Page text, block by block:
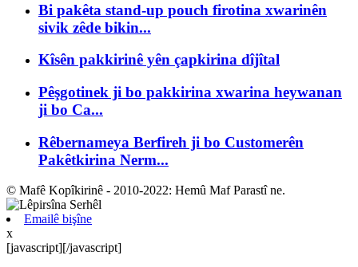
Bi pakêta stand-up pouch firotina xwarinên
sivik zêde bikin...
Kîsên pakkirinê yên çapkirina dîjîtal
Pêşgotinek ji bo pakkirina xwarina heywanan
ji bo Ca...
Rêbernameya Berfireh ji bo Customerên
Pakêtkirina Nerm...
© Mafê Kopîkirinê - 2010-2022: Hemû Maf Parastî ne.
Emailê bişîne
x
[javascript][/javascript]